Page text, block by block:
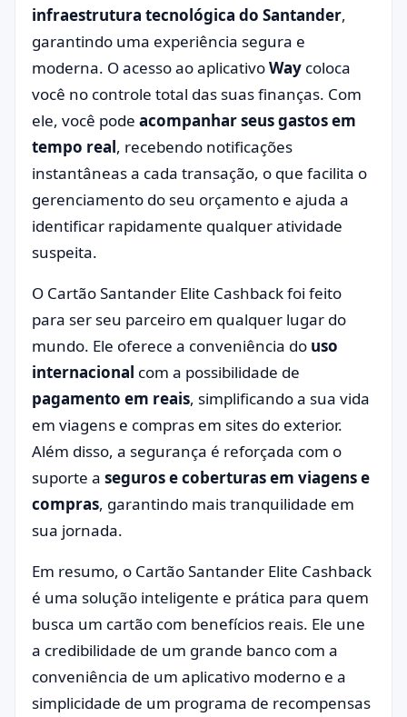
infraestrutura tecnológica do Santander,
garantindo uma experiência segura e
moderna. O acesso ao aplicativoWay coloca
você no controle total das suas finanças. Com
ele, você pode acompanhar seus gastos em
tempo real, recebendo notificações
instantâneas a cada transação, o que facilita o
gerenciamento do seu orçamento e ajuda a
identificar rapidamente qualquer atividade
suspeita.
O Cartão Santander Elite Cashback foi feito
para ser seu parceiro em qualquer lugar do
mundo. Ele oferece a conveniência do uso
internacional com a possibilidade de
pagamento em reais, simplificando a sua vida
em viagens e compras em sites do exterior.
Além disso, a segurança é reforçada com o
suporte a seguros e coberturas em viagens e
compras, garantindo mais tranquilidade em
sua jornada.
Em resumo, o Cartão Santander Elite Cashback
é uma solução inteligente e prática para quem
busca um cartão com benefícios reais. Ele une
a credibilidade de um grande banco com a
conveniência de um aplicativo moderno e a
simplicidade de um programa de recompensas